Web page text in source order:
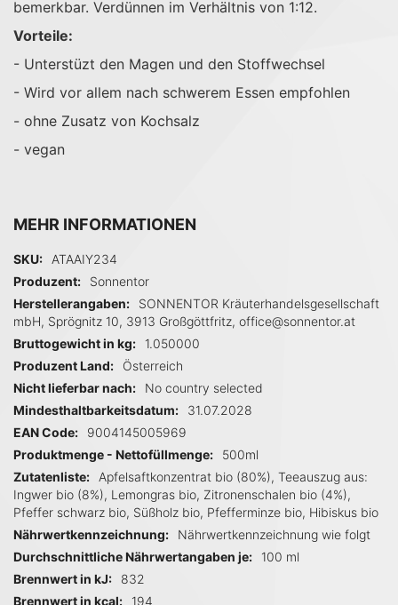
bemerkbar. Verdünnen im Verhältnis von 1:12.
Vorteile:
- Unterstüzt den Magen und den Stoffwechsel
- Wird vor allem nach schwerem Essen empfohlen
- ohne Zusatz von Kochsalz
- vegan
MEHR INFORMATIONEN
Mehr Informationen
SKU
ATAAIY234
Produzent
Sonnentor
Herstellerangaben
SONNENTOR Kräuterhandelsgesellschaft
mbH, Sprögnitz 10, 3913 Großgöttfritz, office@sonnentor.at
Bruttogewicht in kg
1.050000
Produzent Land
Österreich
Nicht lieferbar nach
No country selected
Mindesthaltbarkeitsdatum
31.07.2028
EAN Code
9004145005969
Produktmenge - Nettofüllmenge
500ml
Zutatenliste
Apfelsaftkonzentrat bio (80%), Teeauszug aus:
Ingwer bio (8%), Lemongras bio, Zitronenschalen bio (4%),
Pfeffer schwarz bio, Süßholz bio, Pfefferminze bio, Hibiskus bio
Nährwertkennzeichnung
Nährwertkennzeichnung wie folgt
Durchschnittliche Nährwertangaben je
100 ml
Brennwert in kJ
832
Brennwert in kcal
194